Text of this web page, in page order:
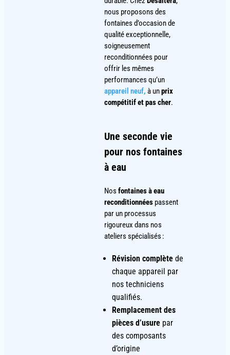
nous proposons des
fontaines d’occasion de
qualité exceptionnelle,
soigneusement
reconditionnées pour
offrir les mêmes
performances qu’un
appareil neuf, à unprix
compétitif et pas cher.
Une seconde vie
pour nos fontaines
à eau
Nosfontaines à eau
reconditionnées passent
par un processus
rigoureux dans nos
ateliers spécialisés :
Révision complète de
chaque appareil par
nos techniciens
qualifiés.
Remplacement des
pièces d’usure par
des composants
d’origine